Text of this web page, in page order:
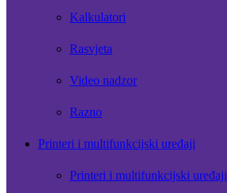
Kalkulatori
Rasvjeta
Video nadzor
Razno
Printeri i multifunkcijski uređaji
Printeri i multifunkcijski uređaji